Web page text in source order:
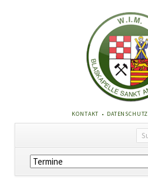
NAVIGATION
ÜBERSPRINGEN
KONTAKT DATENSCHUTZ
Navigation
überspringen